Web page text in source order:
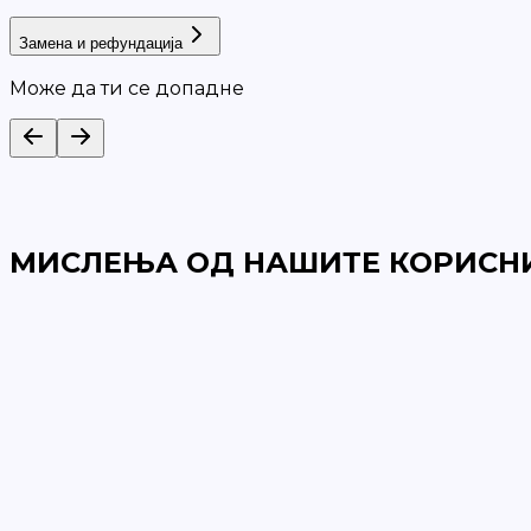
Замена и рефундација
Може да ти се допадне
МИСЛЕЊА ОД НАШИТЕ